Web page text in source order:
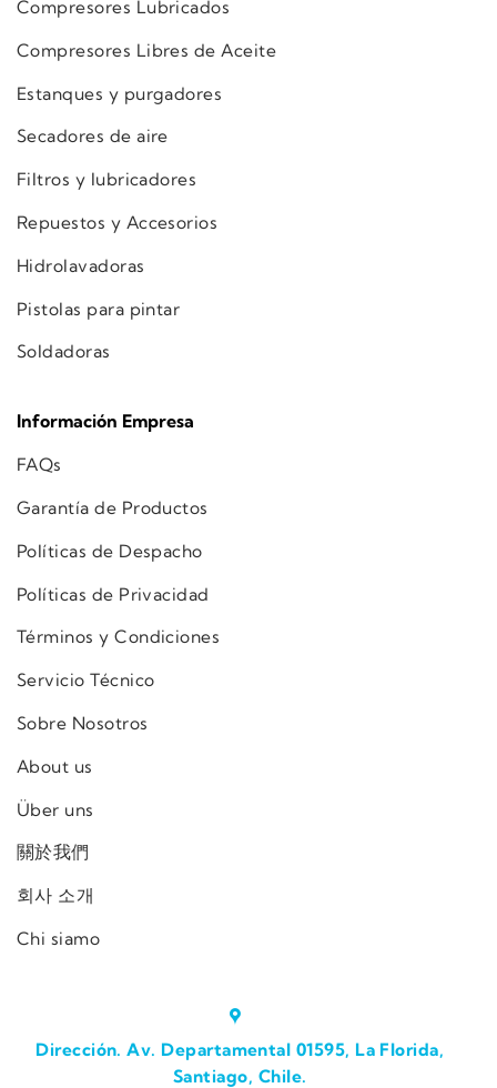
Compresores Lubricados
Compresores Libres de Aceite
Estanques y purgadores
Secadores de aire
Filtros y lubricadores
Repuestos y Accesorios
Hidrolavadoras
Pistolas para pintar
Soldadoras
Información Empresa
FAQs
Garantía de Productos
Políticas de Despacho
Políticas de Privacidad
Términos y Condiciones
Servicio Técnico
Sobre Nosotros
About us
Über uns
關於我們
회사 소개
Chi siamo
Dirección. Av. Departamental 01595, La Florida,
Santiago, Chile.